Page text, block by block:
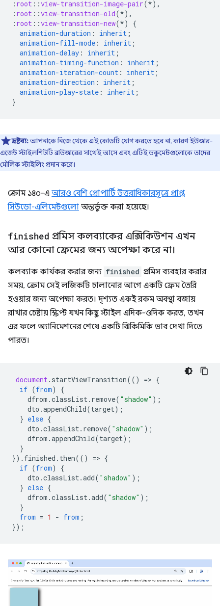
: root ::view-transition-image-pair(*),
: root ::view-transition-old(*),
: root ::view-transition-new(*)
{
animation-duration : inherit ;
animation-fill-mode : inherit ;
animation-delay : inherit ;
animation-timing-function : inherit ;
animation-iteration-count : inherit ;
animation-direction : inherit ;
animation-play-state : inherit ;
}
দ্রষ্টব্য:আপনাকে নিজে থেকে এই কোডটি যোগ করতে হবে না, কারণ ইউজার-
এজেন্ট স্টাইলশিটটি ব্রাউজারের সাথেই আসে এবং এটিই ডকুমেন্টগুলোকে তাদের
মৌলিক স্টাইলিং প্রদান করে।
ক্রোম ১৪০-এ আরও বেশি প্রোপার্টি উত্তরাধিকারসূত্রে প্রাপ্ত
সিউডো-এলিমেন্টগুলো অন্তর্ভুক্ত করা হয়েছে।
finished প্রমিস কলব্যাকের এক্সিকিউশন এখন
আর কোনো ফ্রেমের জন্য অপেক্ষা করে না।
কলব্যাক কার্যকর করার জন্য finished প্রমিস ব্যবহার করার
সময়, ক্রোম সেই লজিকটি চালানোর আগে একটি ফ্রেম তৈরি
হওয়ার জন্য অপেক্ষা করত। দৃশ্যত একই রকম অবস্থা বজায়
রাখার চেষ্টায় স্ক্রিপ্ট যখন কিছু স্টাইল এদিক-ওদিক করত, তখন
এর ফলে অ্যানিমেশনের শেষে একটি ঝিকিমিকি ভাব দেখা দিতে
পারত।
document. startViewTransition(() => {
if (from)
{
dfrom .classList. remove( "shadow" );
dto .appendChild(target);
} else {
dto .classList. remove( "shadow" );
dfrom .appendChild(target);
}
}). finished . then(() => {
if (from)
{
dto .classList.add( "shadow" );
} else {
dfrom .classList.add( "shadow" );
}
from = 1 - from ;
});